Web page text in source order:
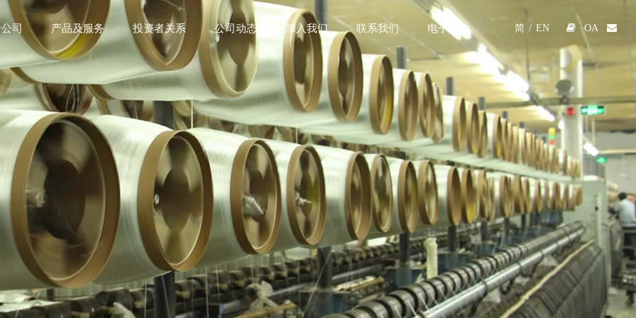
司 产品及服务 投资者关系 公司动态 加入我们 联系我们 电子采购 简 / EN  OA 